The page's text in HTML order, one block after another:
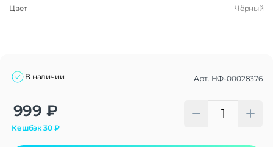
Цвет
Чёрный
В наличии Арт. НФ-00028376
999 ₽
Кешбэк30₽
Alternative: